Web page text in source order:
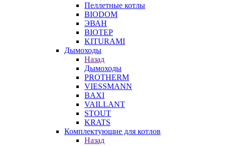
Пеллетные котлы
BIODOM
ЭВАН
BIOTEP
KITURAMI
Дымоходы
Назад
Дымоходы
PROTHERM
VIESSMANN
BAXI
VAILLANT
STOUT
KRATS
Комплектующие для котлов
Назад